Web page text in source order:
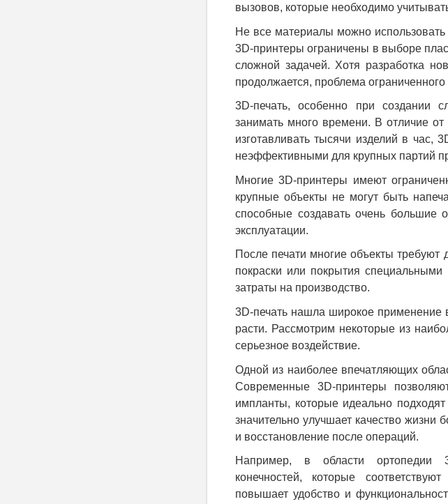
вызовов, которые необходимо
Не все материалы можно
3D-принтеры ограничены в выборе
сложной задачей. Хотя разработка
продолжается, проблема
3D-печать, особенно при создании
занимать много времени. В отличие
изготавливать тысячи изделий в час,
неэффективными для крупных партий
Многие 3D-принтеры имеют
крупные объекты не могут быть
способные создавать очень большие
эксплуатации.
После печати многие объекты требуют
покраски или покрытия
затраты на производство.
3D-печать нашла широкое применение
расти. Рассмотрим некоторые из
серьезное воздействие.
Одной из наиболее впечатляющих
Современные 3D-принтеры
импланты, которые идеально
значительно улучшает качество
и восстановление после операций.
Например, в области ортопедии
конечностей, которые
повышает удобство и